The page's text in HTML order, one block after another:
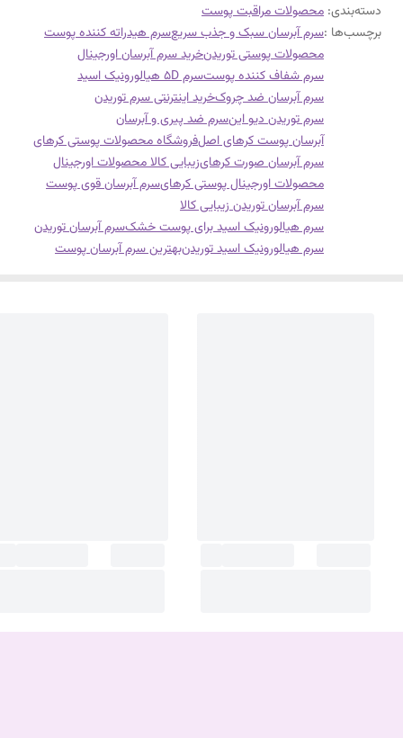
دسته‌بندی: محصولات مراقبت پوست
برچسب‌ها :سرم آبرسان سبک و جذب سریعسرم هیدراته کننده پوست
محصولات پوستی توریدنخرید سرم آبرسان اورجینال
سرم شفاف کننده پوستسرم 5D هیالورونیک اسید
سرم آبرسان ضد چروکخرید اینترنتی سرم توریدن
سرم توریدن دیو اینسرم ضد پیری و آبرسان
آبرسان پوست کرهای اصلفروشگاه محصولات پوستی کرهای
سرم آبرسان صورت کرهایزیبایی کالا محصولات اورجینال
محصولات اورجینال پوستی کرهایسرم آبرسان قوی پوست
سرم آبرسان توریدن زیبایی کالا
سرم هیالورونیک اسید برای پوست خشکسرم آبرسان توریدن
سرم هیالورونیک اسید توریدنبهترین سرم آبرسان پوست